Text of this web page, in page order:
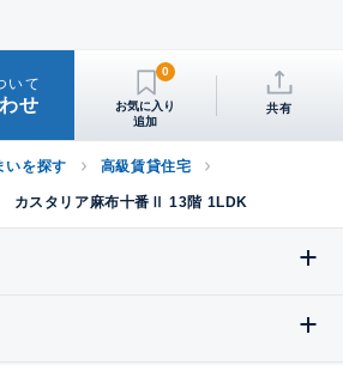
いて
せ
0
共有
いを探す 高級賃貸住宅
カスタリア麻布十番Ⅱ 13階 1LDK